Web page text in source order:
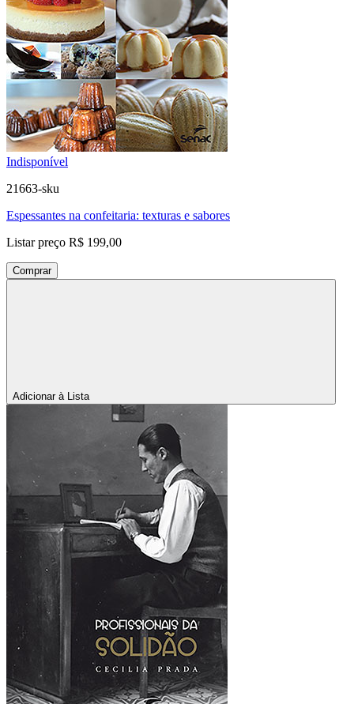
Indisponível
21663-sku
Espessantes na confeitaria: texturas e sabores
Listar preço R$ 199,00
Comprar
Adicionar à Lista